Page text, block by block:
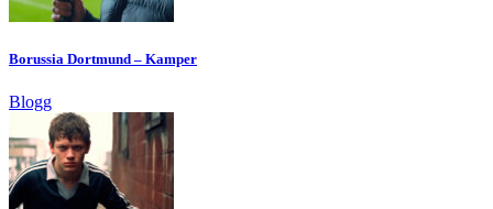
Borussia Dortmund – Kamper
Blogg